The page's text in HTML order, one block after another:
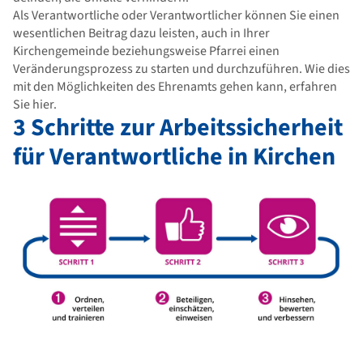
Als Verantwortliche oder Verantwortlicher können Sie einen
wesentlichen Beitrag dazu leisten, auch in Ihrer
Kirchengemeinde beziehungsweise Pfarrei einen
Veränderungsprozess zu starten und durchzuführen. Wie dies
mit den Möglichkeiten des Ehrenamts gehen kann, erfahren
Sie hier.
3 Schritte zur Arbeitssicherheit
für Verantwortliche in Kirchen